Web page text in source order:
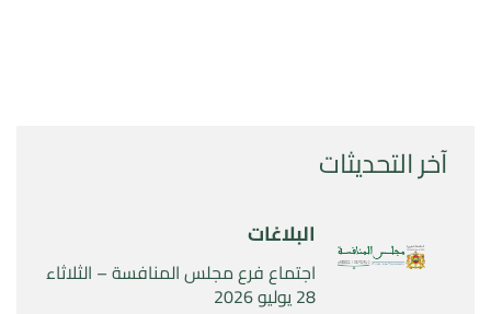
آخر التحديثات
البلاغات
اجتماع فرع مجلس المنافسة – الثلاثاء
28 يوليو 2026